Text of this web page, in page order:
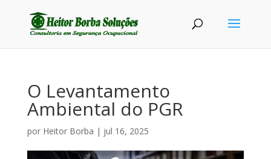
O Levantamento
Ambiental do PGR
por Heitor Borba | jul 16, 2025